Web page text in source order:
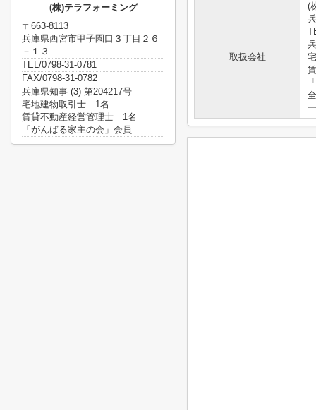
取扱会社
(
(株)テラフォーミング
〒663-8113
兵庫県西宮市甲子園口３丁目２６
－１３
TEL/0798-31-0781
FAX/0798-31-0782
兵庫県知事 (3) 第204217号
宅地建物取引士 1名
賃貸不動産経営管理士 1名
「がんばる家主の会」会員